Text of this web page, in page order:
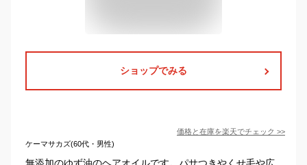
ショップでみる
価格と在庫を楽天でチェック >>
ケーマサカズ(60代・男性)